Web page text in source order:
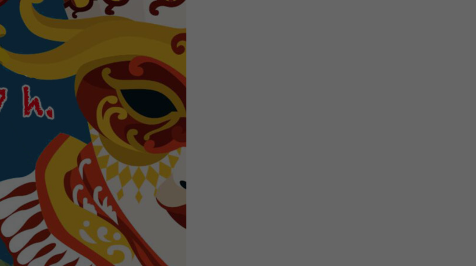
mejor posible
durante tu
funcionalidades
desaparecerán
de la web.
Contenido
Personalizado
Al compartir tu
comportamiento
mientras visitas
nuestro sitio,
aumentas la
posibilidad de
ver contenido
personalizados.